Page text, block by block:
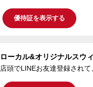
優待証を表示する
ローカル&
店頭でLINEお友達登録され